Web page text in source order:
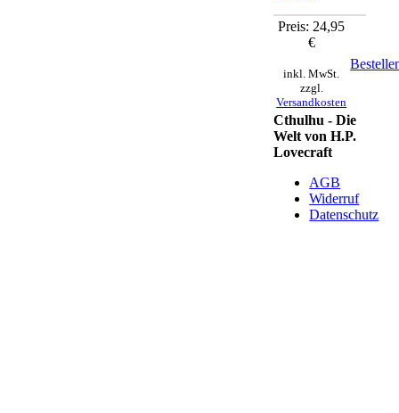
Preis: 24,95
€
inkl. MwSt.
zzgl.
Versandkosten
Cthulhu - Die
Welt von H.P.
Lovecraft
AGB
Widerruf
Datenschutz